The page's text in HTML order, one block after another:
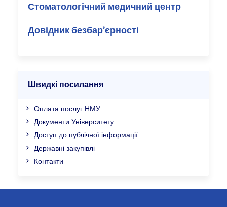
Стоматологічний медичний центр
Довідник безбар’єрності
Швидкі посилання
Оплата послуг НМУ
Документи Університету
Доступ до публічної інформації
Державні закупівлі
Контакти